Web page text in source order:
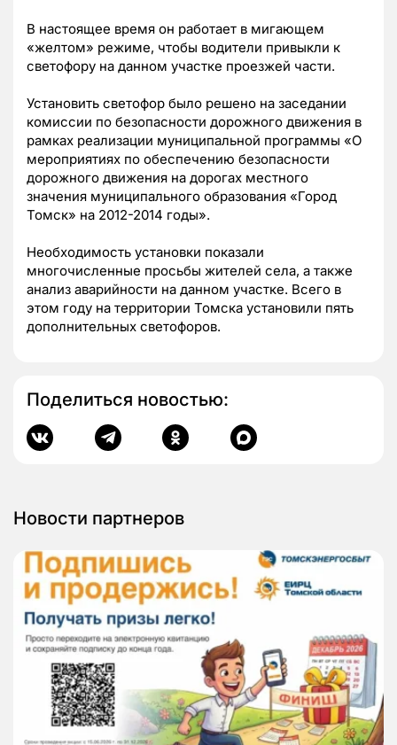
В настоящее время он работает в мигающем
«желтом» режиме, чтобы водители привыкли к
светофору на данном участке проезжей части.
Установить светофор было решено на заседании
комиссии по безопасности дорожного движения в
рамках реализации муниципальной программы «О
мероприятиях по обеспечению безопасности
дорожного движения на дорогах местного
значения муниципального образования «Город
Томск» на 2012-2014 годы».
Необходимость установки показали
многочисленные просьбы жителей села, а также
анализ аварийности на данном участке. Всего в
этом году на территории Томска установили пять
дополнительных светофоров.
Поделиться новостью:
Новости партнеров